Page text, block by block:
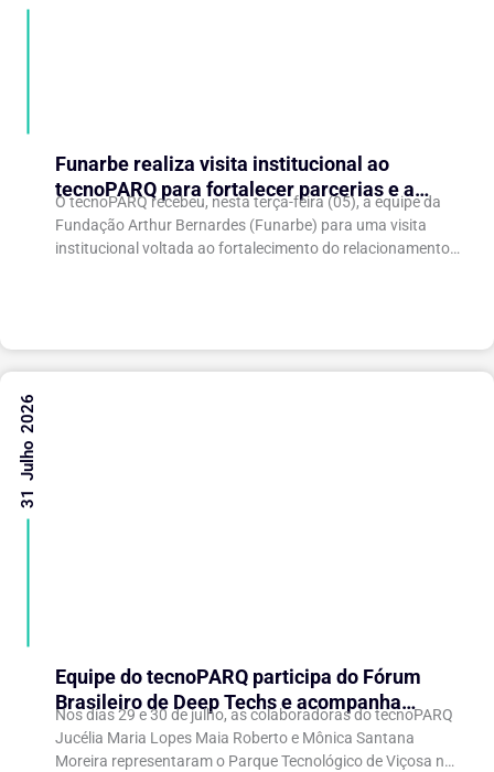
Funarbe realiza visita institucional ao
tecnoPARQ para fortalecer parcerias e a
gestão da inovação
O tecnoPARQ recebeu, nesta terça-feira (05), a equipe da
Fundação Arthur Bernardes (Funarbe) para uma visita
institucional voltada ao fortalecimento do relacionamento
Equipe do tecnoPARQ participa do Fórum
Brasileiro de Deep Techs e acompanha
debates sobre políticas para inovação
científica
Nos dias 29 e 30 de julho, as colaboradoras do tecnoPARQ
Jucélia Maria Lopes Maia Roberto e Mônica Santana
Moreira representaram o Parque Tecnológico de Viçosa no
31 Julho 2026